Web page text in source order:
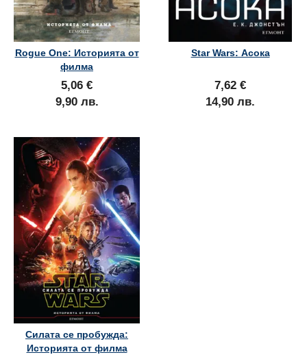
Rogue One: Историята от
филма
5,06 €
9,90 лв.
Star Wars: Асока
7,62 €
14,90 лв.
Силата се пробужда:
Историята от филма